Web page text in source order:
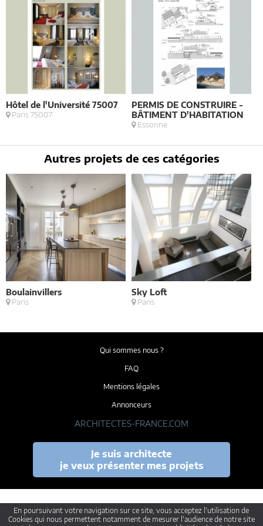
Hôtel de l'Université 75007
Paris 75007
PERMIS DE CONSTRUIRE -
BÂTIMENT D'HABITATION
Essonne
Autres projets de ces catégories
Boulainvillers
Paris
Sky Loft
Paris
Qui sommes nous ?
FAQ
Mentions légales
Annonceurs
ARCHITECTES-FRANCE.COM
Je suis architecte
je veux présenter mes projets
En poursuivant votre navigation sur ce site, vous acceptez l'utilisation de
Cookies qui nous permettent notamment de mesurer l'audience de notre site